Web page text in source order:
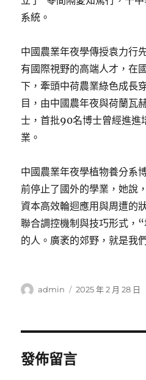
系統。
中國農業年夜學傳授袁力行
有國際視野的高端人才，在
下，牽頭中荷農業綠色成長
目，由中國農年夜與荷蘭瓦
士，首批90名博士曾經進進
業。
中國農業年夜學植物養分系
前停止了國外的學業，她說
資本高效輪迴應用與周遭的
聯合調控機制與技巧形式，
的人。廣袤的郊野，就是我
作
admin
發
2025 年 2 月 28 日
發佈留言